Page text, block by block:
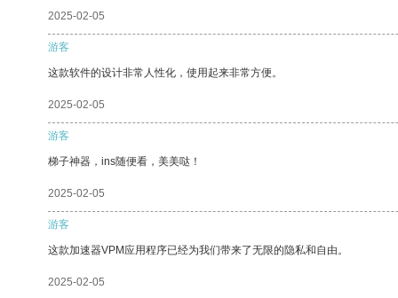
2025-02-05
游客
这款软件的设计非常人性化，使用起来非常方便。
2025-02-05
游客
梯子神器，ins随便看，美美哒！
2025-02-05
游客
这款加速器VPM应用程序已经为我们带来了无限的隐私和自由。
2025-02-05